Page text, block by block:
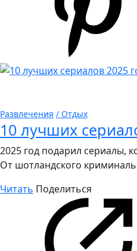
Развлечения / Отдых
10 лучших
2025 год подарил сериалы,
От шотландского
Читать Поделиться